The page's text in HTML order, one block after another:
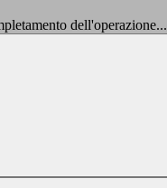
dell'operazione...